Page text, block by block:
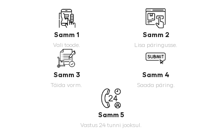
Samm 1
Vali toode.
Samm 2
Lisa päringusse.
Samm 3
Täida vorm.
Samm 4
Saada päring.
Samm 5
Vastus 24 tunni jooksul.